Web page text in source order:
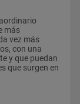
más
vez más
con una
y que puedan
que surgen en